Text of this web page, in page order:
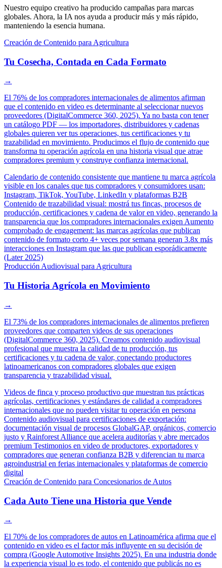
Nuestro equipo creativo ha producido campañas para marcas
globales. Ahora, la IA nos ayuda a producir más y más rápido,
manteniendo la esencia humana.
Creación de Contenido para Agricultura
Tu Cosecha, Contada en Cada Formato
→
El 76% de los compradores internacionales de alimentos afirman
que el contenido en video es determinante al seleccionar nuevos
proveedores (DigitalCommerce 360, 2025). Ya no basta con tener
un catálogo PDF — los importadores, distribuidores y cadenas
globales quieren ver tus operaciones, tus certificaciones y tu
trazabilidad en movimiento. Producimos el flujo de contenido que
transforma tu operación agrícola en una historia visual que atrae
compradores premium y construye confianza internacional.
Calendario de contenido consistente que mantiene tu marca agrícola
visible en los canales que tus compradores y consumidores usan:
Instagram, TikTok, YouTube, LinkedIn y plataformas B2B
Contenido de trazabilidad visual: mostrá tus fincas, procesos de
producción, certificaciones y cadena de valor en video, generando la
transparencia que los compradores internacionales exigenAumento
comprobado de engagement: las marcas agrícolas que publican
contenido de formato corto 4+ veces por semana generan 3.8x más
interacciones en Instagram que las que publican esporádicamente
(Later 2025)
Producción Audiovisual para Agricultura
Tu Historia Agrícola en Movimiento
→
El 73% de los compradores internacionales de alimentos prefieren
proveedores que comparten videos de sus operaciones
(DigitalCommerce 360, 2025). Creamos contenido audiovisual
profesional que muestra la calidad de tu producción, tus
certificaciones y tu cadena de valor, conectando productores
latinoamericanos con compradores globales que exigen
transparencia y trazabilidad visual.
Videos de finca y proceso productivo que muestran tus prácticas
agrícolas, certificaciones y estándares de calidad a compradores
internacionales que no pueden visitar tu operación en persona
Contenido audiovisual para certificaciones de exportación:
documentación visual de procesos GlobalGAP, orgánicos, comercio
justo y Rainforest Alliance que acelera auditorías y abre mercados
premium Testimonios en video de productores, exportadores y
compradores que generan confianza B2B y diferencian tu marca
agroindustrial en ferias internacionales y plataformas de comercio
digital
Creación de Contenido para Concesionarios de Autos
Cada Auto Tiene una Historia que Vende
→
El 70% de los compradores de autos en Latinoamérica afirma que el
contenido en video es el factor más influyente en su decisión de
compra (Google Automotive Insights 2025). En una industria donde
la experiencia visual lo es todo, el contenido que publicás no es